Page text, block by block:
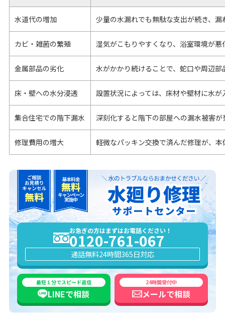
水道代の増加 少量の水漏れでも無駄な支出が続き、
カビ・雑菌の繁殖 湿気がこもりやすくなり、浴室環境が悪
金属部品の劣化 水がかかり続けることで、蛇口や周辺
床・壁への水分浸透 設置状況によっては、床材や壁材に水
集合住宅での階下漏水 深刻化すると階下の部屋への漏水被害
修理費用の増大 軽微なパッキン交換で済んだ修理が、
お急ぎの方はまずはお電話ください！
0120-761-067
通話無料24時間365日対応
最短１分でスピード返信
LINEで相談
24時間受付中
メールで相談